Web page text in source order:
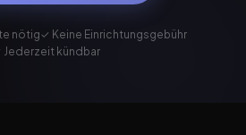
nötig✓ Keine Einrichtungsgebühr
Jederzeit kündbar